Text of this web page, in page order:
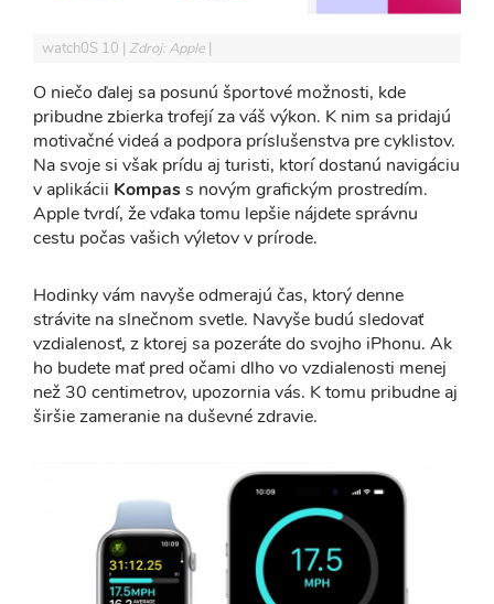
watch0S 10 Zdroj: Apple
O niečo ďalej sa posunú športové možnosti, kde
pribudne zbierka trofejí za váš výkon. K nim sa pridajú
motivačné videá a podpora príslušenstva pre cyklistov.
Na svoje si však prídu aj turisti, ktorí dostanú navigáciu
v aplikácii Kompass novým grafickým prostredím.
Apple tvrdí, že vďaka tomu lepšie nájdete správnu
cestu počas vašich výletov v prírode.
Hodinky vám navyše odmerajú čas, ktorý denne
strávite na slnečnom svetle. Navyše budú sledovať
vzdialenosť, z ktorej sa pozeráte do svojho iPhonu. Ak
ho budete mať pred očami dlho vo vzdialenosti menej
než 30 centimetrov, upozornia vás. K tomu pribudne aj
širšie zameranie na duševné zdravie.